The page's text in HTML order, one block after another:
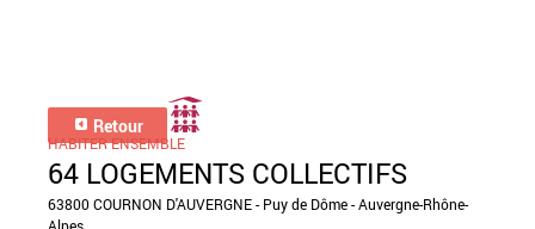
Retour
HABITER ENSEMBLE
64 LOGEMENTS COLLECTIFS
63800 COURNON D'AUVERGNE - Puy de Dôme - Auvergne-Rhône-